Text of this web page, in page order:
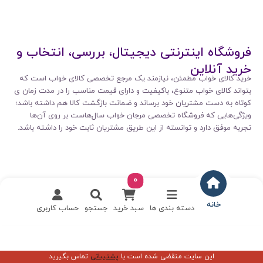
این سایت منقضی شده است با پشتیبانی تماس بگیرید
خانه دسته بندی ها
0
سبد خرید جستجو حساب کاربری
فروشگاه اینترنتی دیجیتال، بررسی، انتخاب و
خرید آنلاین
خرید کالای خواب مطمئن، نیازمند یک مرجع تخصصی کالای خواب است که
بتواند کالای خواب متنوع، باکیفیت و دارای قیمت مناسب را در مدت زمان ی
کوتاه به دست مشتریان خود برساند و ضمانت بازگشت کالا هم داشته باشد؛
ویژگی‌هایی که فروشگاه تخصصی مرجان خواب سال‌هاست بر روی آن‌ها
تجربه موفق دارد و توانسته از این طریق مشتریان ثابت خود را داشته باشد.